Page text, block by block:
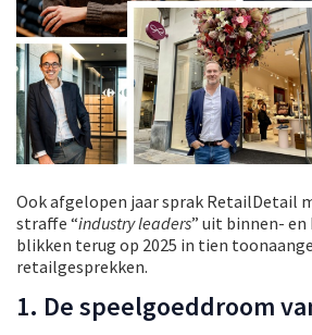
Ook afgelopen jaar sprak RetailDetail
straffe “industry leaders” uit binnen- en
blikken terug op 2025 in tien
retailgesprekken.
1. De speelgoeddroom